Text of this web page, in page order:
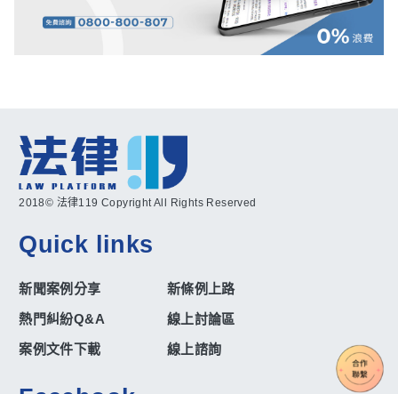
2018© 法律119 Copyright All Rights Reserved
Quick links
新聞案例分享
新條例上路
熱門糾紛Q&A
線上討論區
案例文件下載
線上諮詢